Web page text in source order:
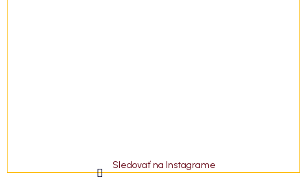
Sledovať na Instagrame